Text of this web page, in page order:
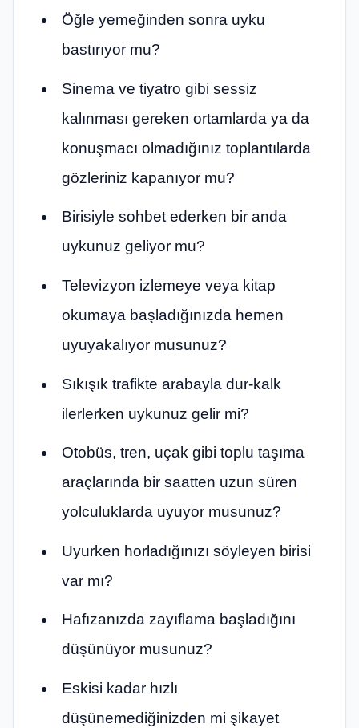
Öğle yemeğinden sonra uyku
bastırıyor mu?
Sinema ve tiyatro gibi sessiz
kalınması gereken ortamlarda ya da
konuşmacı olmadığınız toplantılarda
gözleriniz kapanıyor mu?
Birisiyle sohbet ederken bir anda
uykunuz geliyor mu?
Televizyon izlemeye veya kitap
okumaya başladığınızda hemen
uyuyakalıyor musunuz?
Sıkışık trafikte arabayla dur-kalk
ilerlerken uykunuz gelir mi?
Otobüs, tren, uçak gibi toplu taşıma
araçlarında bir saatten uzun süren
yolculuklarda uyuyor musunuz?
Uyurken horladığınızı söyleyen birisi
var mı?
Hafızanızda zayıflama başladığını
düşünüyor musunuz?
Eskisi kadar hızlı
düşünemediğinizden mi şikayet